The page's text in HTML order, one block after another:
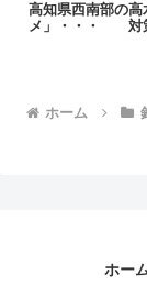
高知県西南部の
メ」・・・ 対
ホーム
ホー